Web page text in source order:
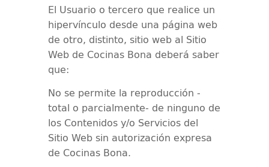
El Usuario o tercero que realice un
hipervínculo desde una página web
de otro, distinto, sitio web al Sitio
Web de Cocinas Bona deberá saber
que:
No se permite la reproducción -
total o parcialmente- de ninguno de
los Contenidos y/o Servicios del
Sitio Web sin autorización expresa
de Cocinas Bona.